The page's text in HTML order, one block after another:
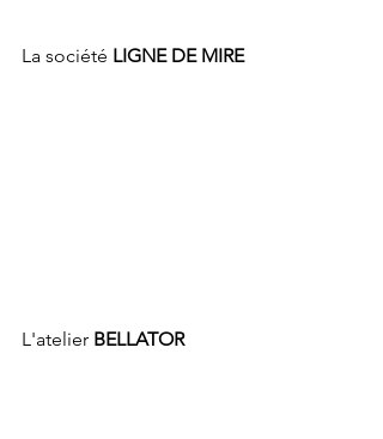
La société LIGNE DE MIRE
L'atelier BELLATOR